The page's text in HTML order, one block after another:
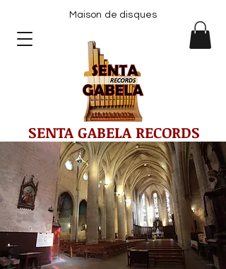
SENTA GABELA RECORDS
Maison de disques